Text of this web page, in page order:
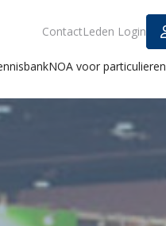
ContactLeden Login
NOA voor particulieren